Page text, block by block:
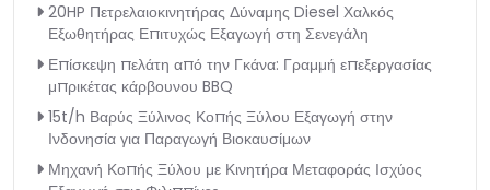
20HP Πετρελαιοκινητήρας Δύναμης Diesel Χαλκός
Εξωθητήρας Επιτυχώς Εξαγωγή στη Σενεγάλη
Επίσκεψη πελάτη από την Γκάνα: Γραμμή επεξεργασίας
μπρικέτας κάρβουνου BBQ
15t/h Βαρύς Ξύλινος Κοπής Ξύλου Εξαγωγή στην
Ινδονησία για Παραγωγή Βιοκαυσίμων
Μηχανή Κοπής Ξύλου με Κινητήρα Μεταφοράς Ισχύος